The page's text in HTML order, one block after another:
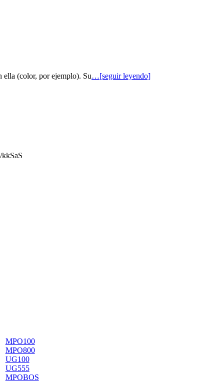
ella (color, por ejemplo). Su…[seguir leyendo]
kkSaS
MPO100
MPO800
UG100
UG555
MPOBOS